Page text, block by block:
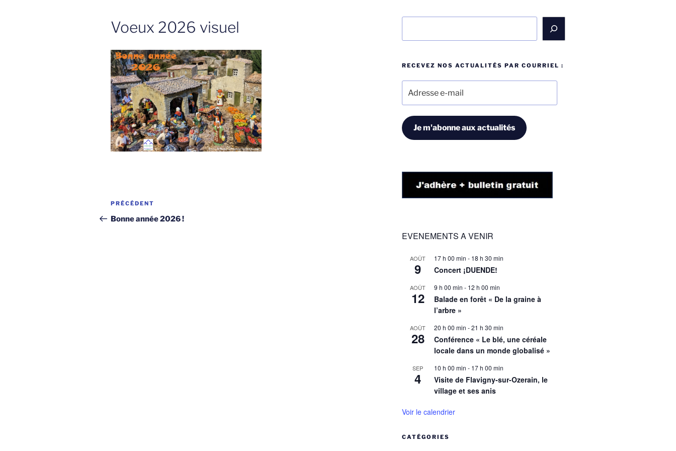
Voeux 2026 visuel
Navigation
de
Article
précédent
PRÉCÉDENT
Bonne année 2026 !
RECEVEZ NOS ACTUALITÉS PAR COURRIEL :
mail
Je m'abonne aux actualités
EVENEMENTS A VENIR
AOÛT
9
17 h 00 min - 18 h 30 min
Concert ¡DUENDE!
AOÛT
12
9 h 00 min - 12 h 00 min
Balade en forêt « De la graine à
l’arbre »
AOÛT
28
20 h 00 min -21 h 30 min
Conférence « Le blé, une céréale
locale dans un monde globalisé »
SEP
4
10 h 00 min - 17 h 00 min
Visite de Flavigny-sur-Ozerain, le
village et ses anis
Voir le calendrier
CATÉGORIES